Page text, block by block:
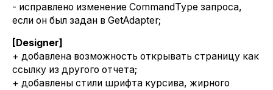
- исправлено изменение CommandType запроса,
если он был задан в GetAdapter;
[Designer]
+ добавлена возможность открывать страницу как
ссылку из другого отчета;
+ добавлены стили шрифта курсива, жирного